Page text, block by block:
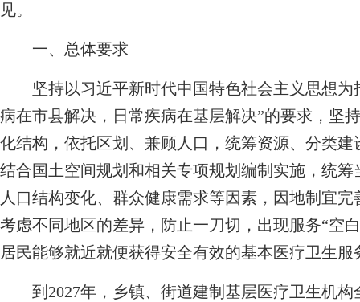
见。
一、总体要求
坚持以习近平新时代中国特色社会主义思想为
病在市县解决，日常疾病在基层解决”的要求，坚
化结构，依托区划、兼顾人口，统筹资源、分类
结合国土空间规划和相关专项规划编制实施，统
人口结构变化、群众健康需求等因素，因地制宜
考虑不同地区的差异，防止一刀切，出现服务“空
居民能够就近就便获得安全有效的基本医疗卫生服
到2027年，乡镇、街道建制基层医疗卫生机构